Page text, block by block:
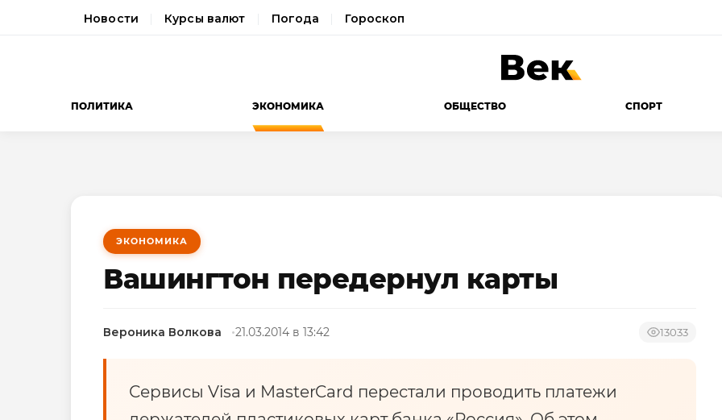
Новости Курсы валют Погода Гороскоп
ПОЛИТИКА ЭКОНОМИКА ОБЩЕСТВО СПОРТ
ЭКОНОМИКА
Вашингтон передернул карты
Вероника Волкова 21.03.2014 в 13:42 13033
Сервисы Visa и MasterCard перестали проводить платежи